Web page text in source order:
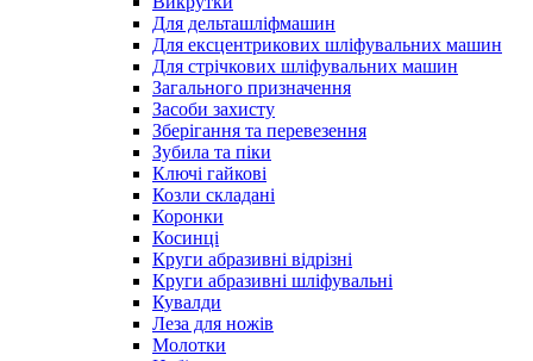
Для дельташліфмашин
Для ексцентрикових шліфувальних машин
Для стрічкових шліфувальних машин
Загального призначення
Засоби захисту
Зберігання та перевезення
Зубила та піки
Ключі гайкові
Козли складані
Коронки
Косинці
Круги абразивні відрізні
Круги абразивні шліфувальні
Кувалди
Леза для ножів
Молотки